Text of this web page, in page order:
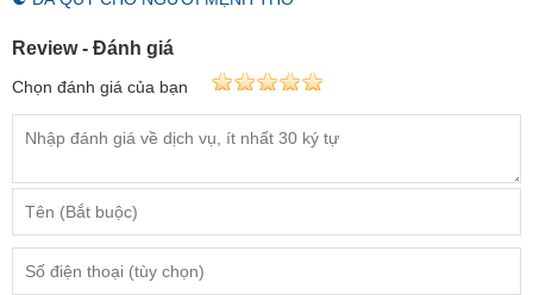
Review - Đánh giá
Chọn đánh giá của bạn